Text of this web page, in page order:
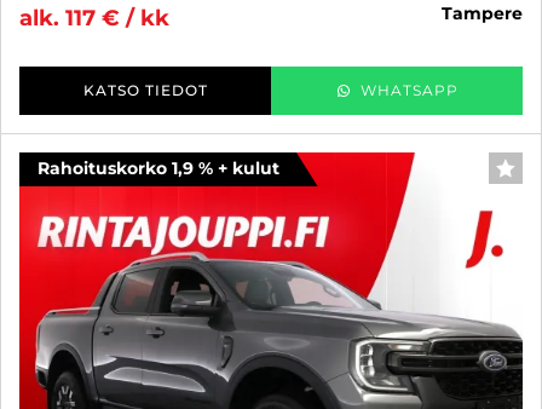
alk. 117 € / kk
tampere
KATSO TIEDOT WHATSAPP
Rahoituskorko 1,9 % + kulut